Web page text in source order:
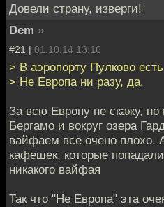
Довели страну, изверги!
Dem »
#21 | 01.10.14 13:16
> В аэропорту Пулково
> Не Европа ни разу, да.
За всю Европу не скажу, но
Бергамо и вокруг озера
вайфаем всё очено плохо.
кафешек, которые
никакого вайфая
Так что "Не Европа" эта